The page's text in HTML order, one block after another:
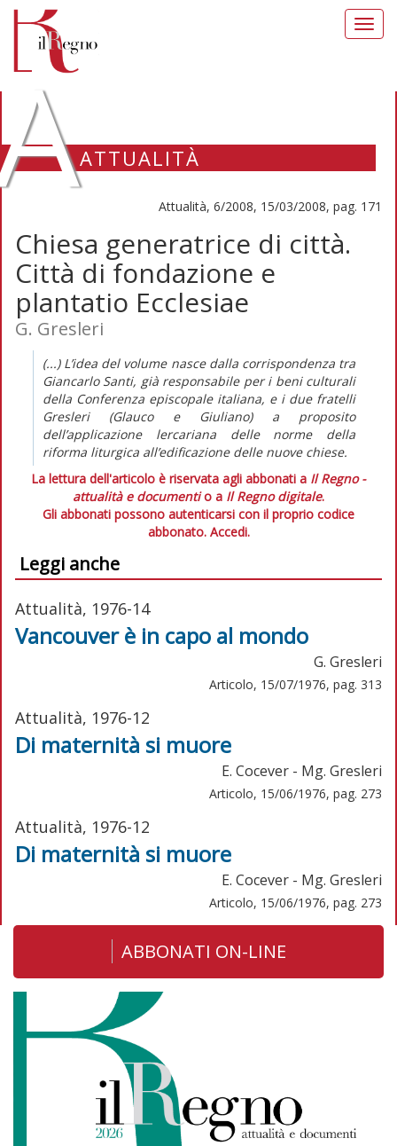
ATTUALITÀ
Attualità, 6/2008, 15/03/2008, pag. 171
Chiesa generatrice di città.
Città di fondazione e
plantatio Ecclesiae
G. Gresleri
(...) L’idea del volume nasce dalla corrispondenza tra
Giancarlo Santi, già responsabile per i beni culturali
della Conferenza episcopale italiana, e i due fratelli
Gresleri (Glauco e Giuliano) a proposito
dell’applicazione lercariana delle norme della
riforma liturgica all’edificazione delle nuove chiese.
La lettura dell'articolo è riservata agli abbonati a Il Regno -
attualità e documentio a Il Regno digitale.
Gli abbonati possono autenticarsi con il proprio codice
abbonato. Accedi.
Leggi anche
Attualità, 1976-14
Vancouver è in capo al mondo
G. Gresleri
Articolo, 15/07/1976, pag. 313
Attualità, 1976-12
Di maternità si muore
E. Cocever - Mg. Gresleri
Articolo, 15/06/1976, pag. 273
Attualità, 1976-12
Di maternità si muore
E. Cocever - Mg. Gresleri
Articolo, 15/06/1976, pag. 273
ABBONATI ON-LINE